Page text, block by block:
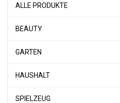
ALLE PRODUKTE
BEAUTY
GARTEN
HAUSHALT
SPIELZEUG